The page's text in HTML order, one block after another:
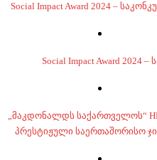
Social Impact Award 2024 –
Social Impact Award 2024
„მაკდონალდს საქართველოს“
პრესტიჟული საერთაშორისო